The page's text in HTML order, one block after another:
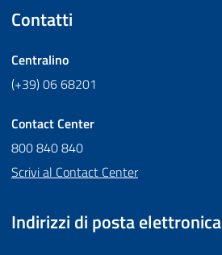
Contatti
Centralino
(+39) 06 68201
Contact Center
800 840 840
Scrivi al Contact Center
Indirizzi di posta elettronica